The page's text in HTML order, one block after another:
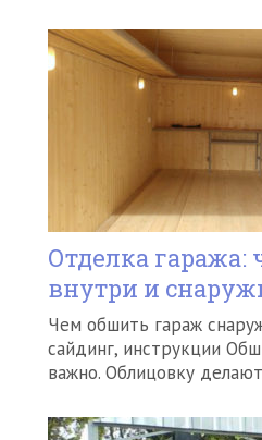
Отделка гаража:
внутри и
Чем обшить гараж
сайдинг, инструкции
важно. Облицовку